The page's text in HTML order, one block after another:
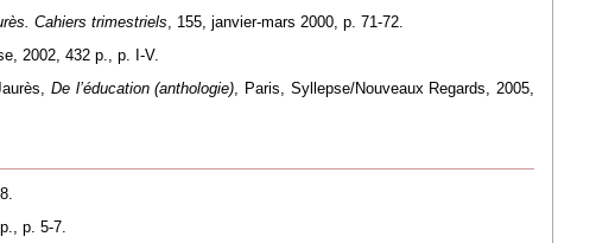
Cahiers trimestriels , 155, janvier-mars 2000, p. 71-72.
2002, 432 p., p. I-V.
De l’éducation (anthologie) , Paris, Syllepse/Nouveaux Regards, 2005,
p. 5-7.